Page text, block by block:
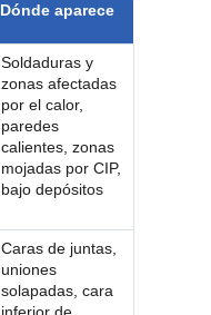
Dónde aparece
Soldaduras y
zonas afectadas
por el calor,
paredes
calientes, zonas
mojadas por CIP,
bajo depósitos
Caras de juntas,
uniones
solapadas, cara